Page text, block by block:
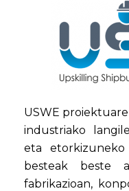
USWE
industriako
eta
besteak beste
fabrikazioan,